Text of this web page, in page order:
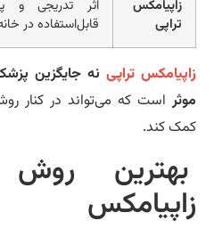
زاپیامکس
اثر تدریجی و پایدار،
قابل‌استفاده در خانه
تراپی نه جایگزین پزشکی
است که می‌تواند در کنار
کند.
روش